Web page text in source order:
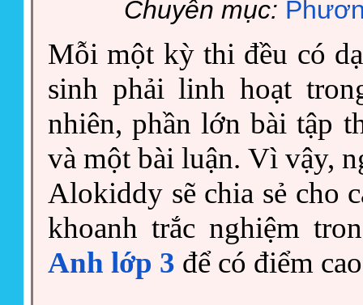
Chuyên mục:
Mỗi một kỳ thi đều có
sinh phải linh hoạt
nhiên, phần lớn bài tập
và một bài luận. Vì vậy,
Alokiddy sẽ chia sẻ cho
khoanh trắc nghiệm
Anh lớp 3 để có điểm